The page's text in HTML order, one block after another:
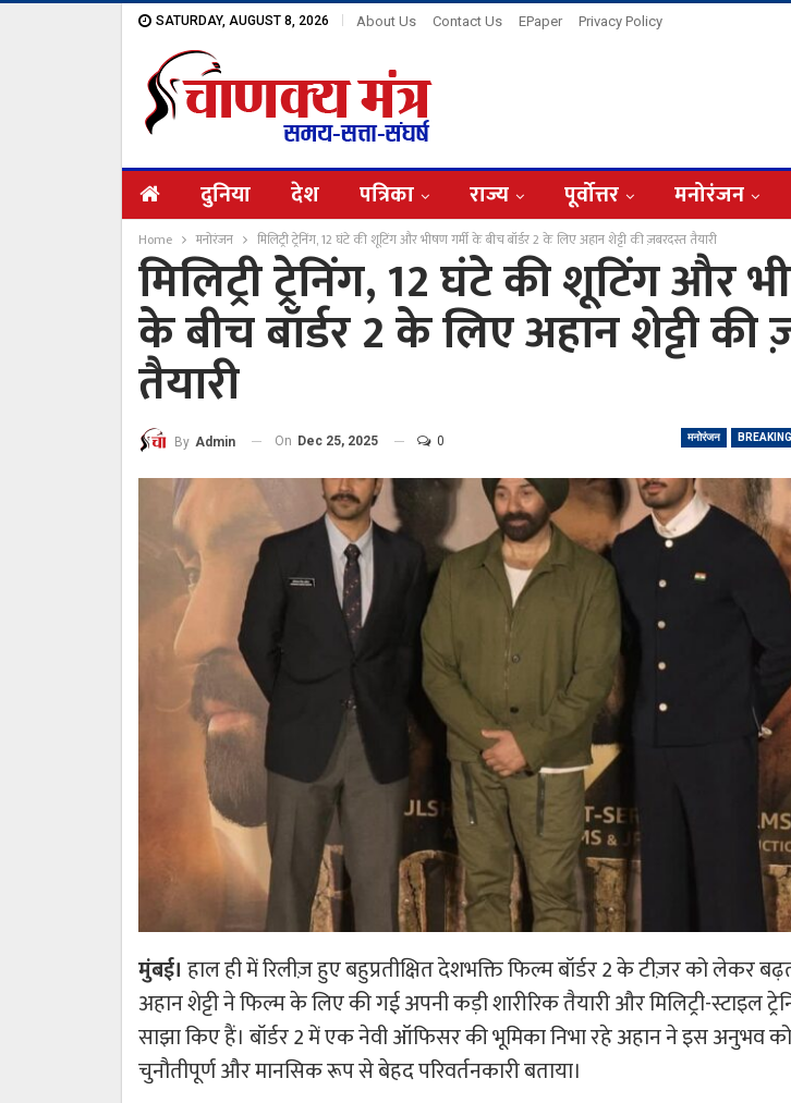
SATURDAY, AUGUST 8, 2026 About Us Contact Us EPaper Privacy Policy
दुनिया देश पत्रिका राज्य पूर्वोत्तर मनोरंजन
Home मनोरंजन मिलिट्री ट्रेनिंग, 12 घंटे की शूटिंग और भीषण गर्मी के बीच बॉर्डर 2 के लिए अहान शेट्टी की ज़बरदस्त तैयारी
मिलिट्री ट्रेनिंग, 12 घंटे की शूटिंग और
के बीच बॉर्डर 2 के लिए अहान शेट्टी की
तैयारी
मनोरंजन
By Admin On Dec 25, 2025 0
मुंबई। हाल ही में रिलीज़ हुए बहुप्रतीक्षित देशभक्ति फिल्म बॉर्डर 2 के टीज़र को लेकर
अहान शेट्टी ने फिल्म के लिए की गई अपनी कड़ी शारीरिक तैयारी और मिलिट्री-स्टाइल
साझा किए हैं। बॉर्डर 2 में एक नेवी ऑफिसर की भूमिका निभा रहे अहान ने इस अनुभव
चुनौतीपूर्ण और मानसिक रूप से बेहद परिवर्तनकारी बताया।